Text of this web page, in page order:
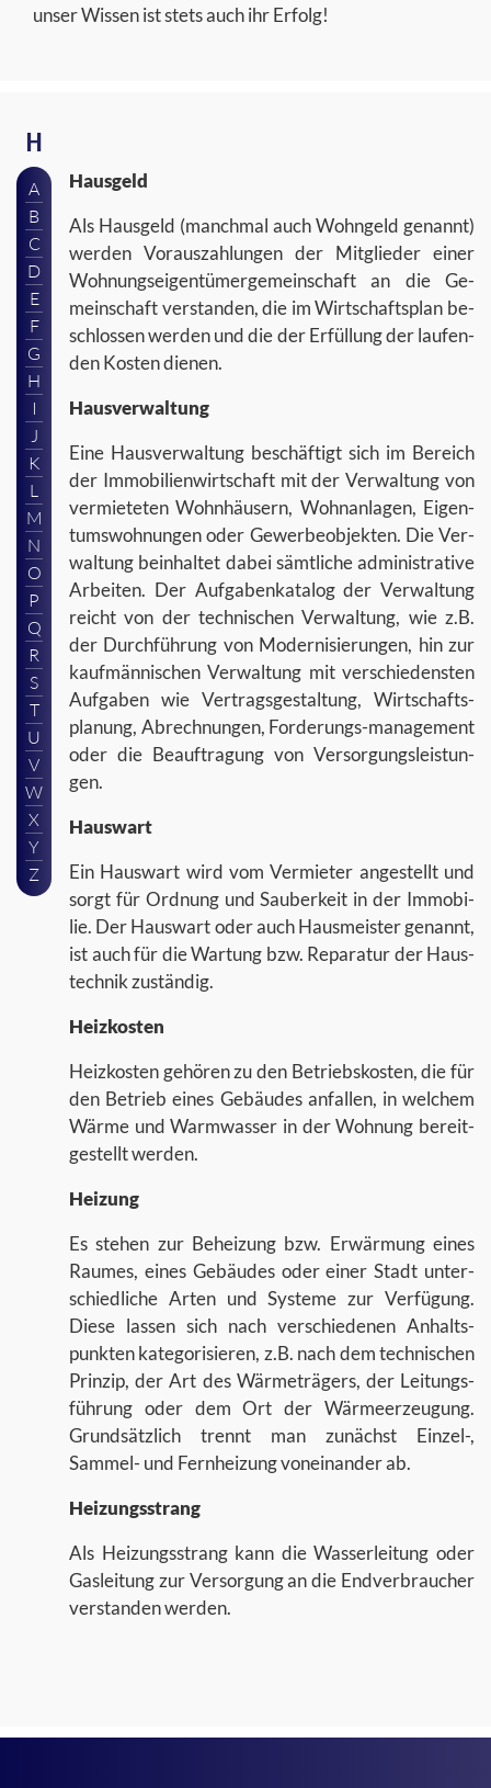
unser Wis­sen ist stets auch ihr Er­folg!
H
A
B
C
D
E
F
G
H
I
J
K
L
M
N
O
P
Q
R
S
T
U
V
W
X
Y
Z
Haus­geld
Als Haus­geld (manch­mal auch Wohn­geld ge­nannt)
wer­den Vor­aus­zah­lun­gen der Mit­glie­der einer
Woh­nungs­ei­gen­tü­mer­ge­mein­schaft an die Ge­
mein­schaft ver­stan­den, die im Wirt­schafts­plan be­
schlos­sen wer­den und die der Er­fül­lung der lau­fen­
den Kos­ten die­nen.
Haus­ver­wal­tung
Eine Haus­ver­wal­tung be­schäf­tigt sich im Be­reich
der Im­mo­bi­li­en­wirt­schaft mit der Ver­wal­tung von
ver­mie­te­ten Wohn­häu­sern, Wohn­an­la­gen, Ei­gen­
tums­woh­nun­gen oder Ge­wer­be­ob­jek­ten. Die Ver­
wal­tung be­inhal­tet dabei sämt­li­che ad­mi­nis­tra­ti­ve
Ar­bei­ten. Der Auf­ga­ben­ka­ta­log der Ver­wal­tung
reicht von der tech­ni­schen Ver­wal­tung, wie z.B.
der Durch­füh­rung von Mo­der­ni­sie­run­gen, hin zur
kauf­män­ni­schen Ver­wal­tung mit ver­schie­dens­ten
Auf­ga­ben wie Ver­trags­ge­stal­tung, Wirtschafts-​
planung, Ab­rech­nun­gen, Forderungs-​management
oder die Be­auf­tra­gung von Ver­sor­gungs­leis­tun­
gen.
Haus­wart
Ein Haus­wart wird vom Ver­mie­ter an­ge­stellt und
sorgt für Ord­nung und Sau­ber­keit in der Im­mo­bi­
lie. Der Haus­wart oder auch Haus­meis­ter ge­nannt,
ist auch für die War­tung bzw. Re­pa­ra­tur der Haus­
tech­nik zu­stän­dig.
Heiz­kos­ten
Heiz­kos­ten ge­hö­ren zu den Be­triebs­kos­ten, die für
den Be­trieb eines Ge­bäu­des an­fal­len, in wel­chem
Wärme und Warm­was­ser in der Woh­nung be­reit­
ge­stellt wer­den.
Hei­zung
Es ste­hen zur Be­hei­zung bzw. Er­wär­mung eines
Rau­mes, eines Ge­bäu­des oder einer Stadt un­ter­
schied­li­che Arten und Sys­te­me zur Ver­fü­gung.
Diese las­sen sich nach ver­schie­de­nen An­halts­
punk­ten ka­te­go­ri­sie­ren, z.B. nach dem tech­ni­schen
Prin­zip, der Art des Wär­me­trä­gers, der Lei­tungs­
füh­rung oder dem Ort der Wär­me­er­zeu­gung.
Grund­sätz­lich trennt man zu­nächst Einzel-​,
Sammel-​ und Fern­hei­zung von­ein­an­der ab.
Hei­zungs­strang
Als Hei­zungs­strang kann die Was­ser­lei­tung oder
Gas­lei­tung zur Ver­sor­gung an die End­ver­brau­cher
ver­stan­den wer­den.